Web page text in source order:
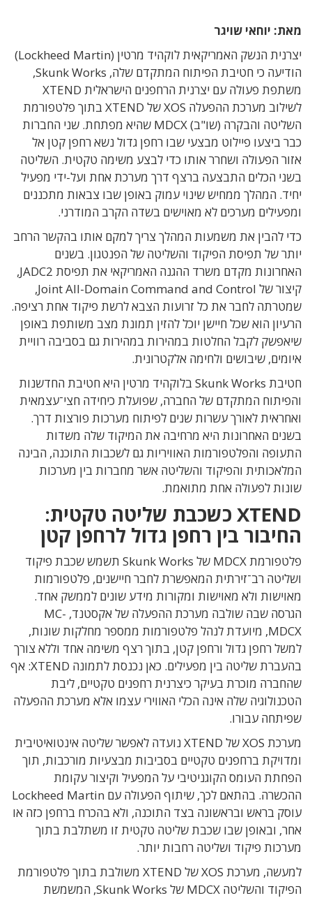
מאת: יוחאי שויגר
יצרנית הנשק האמריקאית לוקהיד מרטין (Lockheed Martin)
הודיעה כי חטיבת הפיתוח המתקדם שלה, Skunk Works,
משתפת פעולה עם יצרנית הרחפנים הישראלית XTEND
לשילוב מערכת ההפעלה XOS של XTEND בתוך פלטפורמת
השליטה והבקרה (שו"ב) MDCX שהיא מפתחת. שני החברות
כבר ביצעו פיילוט מבצעי שבו רחפן גדול נשא רחפן קטן אל
אזור הפעולה ושחרר אותו כדי לבצע משימה טקטית. השליטה
בשני הכלים התבצעה ברצף דרך מערכת אחת ועל-ידי מפעיל
יחיד. המהלך ממחיש שינוי עמוק באופן שבו צבאות מתכננים
ומפעילים מערכים לא מאוישים בשדה הקרב המודרני.
כדי להבין את משמעות המהלך צריך למקם אותו בהקשר הרחב
יותר של תפיסת הפיקוד והשליטה של הפנטגון. בשנים
האחרונות מקדם משרד ההגנה האמריקאי את תפיסת JADC2,
קיצור של Joint All-Domain Command and Control,
שמטרתה לחבר את כל זרועות הצבא לרשת פיקוד אחת רציפה.
הרעיון הוא שכל חיישן יוכל להזין תמונת מצב משותפת באופן
שיאפשק לקבל החלטות במהירות במהירות גם בסביבה רוויית
איומים, שיבושים ולחימה אלקטרונית.
חטיבת Skunk Works בלוקהיד מרטין היא חטיבת החדשנות
והפיתוח המתקדם של החברה, שפועלת כיחידה חצי־עצמאית
ואחראית לאורך עשרות שנים לפיתוח מערכות פורצות דרך.
בשנים האחרונות היא מרחיבה את המיקוד שלה משדות
התעופה והפלטפורמות האוויריות גם לשכבות התוכנה, הבינה
המלאכותית והפיקוד והשליטה אשר מחברות בין מערכות
שונות לפעולה אחת מתואמת.
XTEND כשכבת שליטה טקטית:
החיבור בין רחפן גדול לרחפן קטן
פלטפורמת MDCX של Skunk Works תשמש שכבת פיקוד
ושליטה רב־זירתית המאפשרת לחבר חיישנים, פלטפורמות
מאוישות ולא מאוישות ומקורות מידע שונים לממשק אחד.
הגרסה שבה שולבה מערכת ההפעלה של אקסטנד, MC-
MDCX, מיועדת לנהל פלטפורמות ממספר מחלקות שונות,
למשל רחפן גדול ורחפן קטן, בתוך רצף משימה אחד וללא צורך
בהעברת שליטה בין מפעילים. כאן נכנסת לתמונה XTEND: אף
שהחברה מוכרת בעיקר כיצרנית רחפנים טקטיים, ליבת
הטכנולוגיה שלה אינה הכלי האווירי עצמו אלא מערכת ההפעלה
שפיתחה עבורו.
מערכת XOS של XTEND נועדה לאפשר שליטה אינטואיטיבית
ומדויקת ברחפנים טקטיים בסביבות מבצעיות מורכבות, תוך
הפחתת העומס הקוגניטיבי על המפעיל וקיצור עקומת
ההכשרה. בהתאם לכך, שיתוף הפעולה עם Lockheed Martin
עוסק בראש ובראשונה בצד התוכנה, ולא בהכרח ברחפן כזה או
אחר, ובאופן שבו שכבת שליטה טקטית זו משתלבת בתוך
מערכות פיקוד ושליטה רחבות יותר.
למעשה, מערכת XOS של XTEND משולבת בתוך פלטפורמת
הפיקוד והשליטה MDCX של Skunk Works, המשמשת